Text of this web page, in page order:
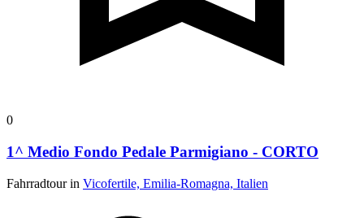
0
1^ Medio Fondo Pedale Parmigiano - CORTO
Fahrradtour in Vicofertile, Emilia-Romagna, Italien